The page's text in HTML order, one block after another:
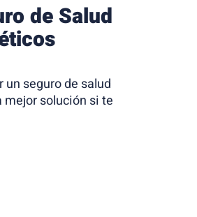
de Salud
seguro de salud
solución si te